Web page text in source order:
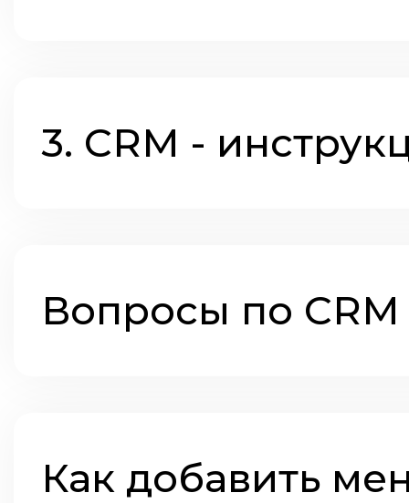
3. CRM -
Вопросы по CRM
Как добавить